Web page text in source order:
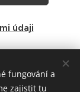
údaji
fungování a
zajistit tu